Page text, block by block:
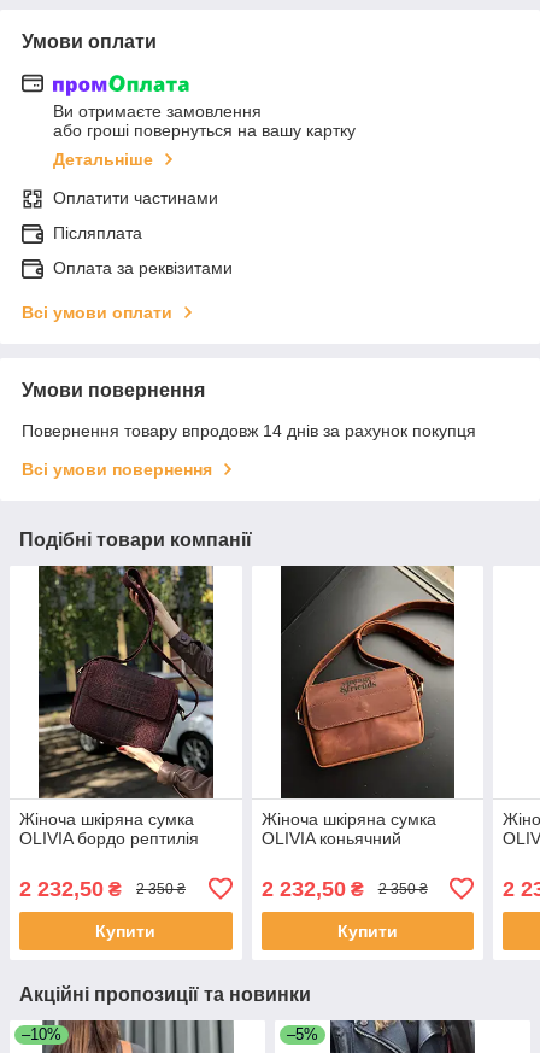
Умови оплати
Ви отримаєте замовлення
або гроші повернуться на вашу картку
Детальніше
Оплатити частинами
Післяплата
Оплата за реквізитами
Всі умови оплати
Умови повернення
Повернення товару впродовж 14 днів за рахунок покупця
Всі умови повернення
Подібні товари компанії
Жіноча шкіряна сумка
OLIVIA бордо рептилія
2 232,50 ₴ 2 350 ₴
Купити
Жіноча шкіряна сумка
OLIVIA коньячний
2 232,50₴ 2 350 ₴
Купити
2
Акційні пропозиції та новинки
–10% –5%